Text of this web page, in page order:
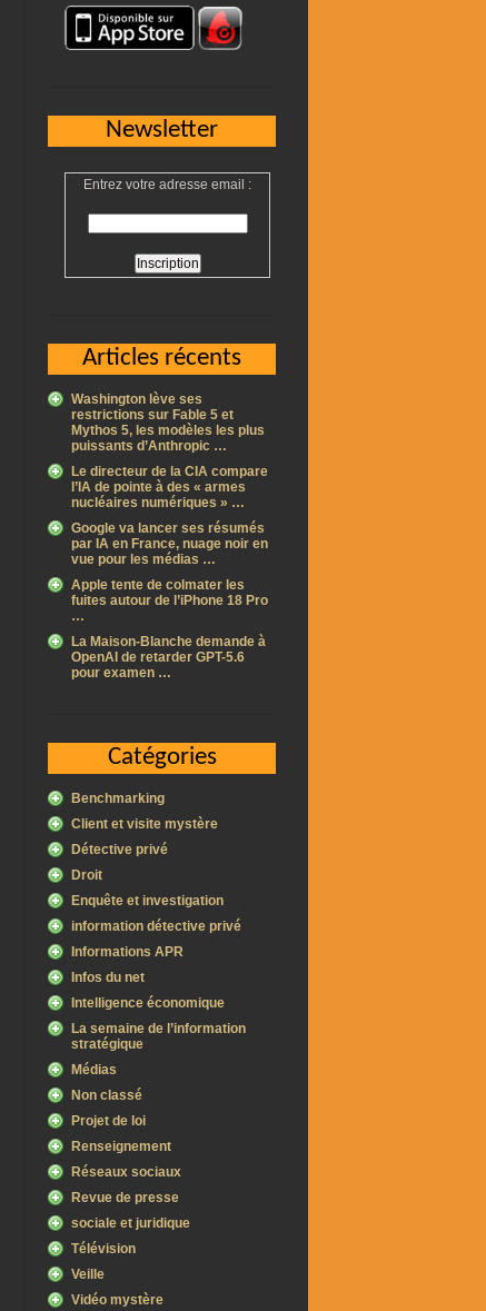
Newsletter
Entrez votre adresse email :
Articles récents
Washington lève ses
restrictions sur Fable 5 et
Mythos 5, les modèles les plus
puissants d’Anthropic …
Le directeur de la CIA compare
l’IA de pointe à des « armes
nucléaires numériques » …
Google va lancer ses résumés
par IA en France, nuage noir en
vue pour les médias …
Apple tente de colmater les
fuites autour de l’iPhone 18 Pro
…
La Maison-Blanche demande à
OpenAI de retarder GPT-5.6
pour examen …
Catégories
Benchmarking
Client et visite mystère
Détective privé
Droit
Enquête et investigation
information détective privé
Informations APR
Infos du net
Intelligence économique
La semaine de l’information
stratégique
Médias
Non classé
Projet de loi
Renseignement
Réseaux sociaux
Revue de presse
sociale et juridique
Télévision
Veille
Vidéo mystère